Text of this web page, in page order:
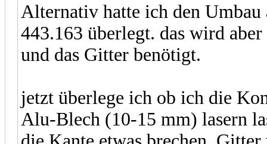
Alternativ hatte ich den
443.163 überlegt. das wird
und das Gitter benötigt.
jetzt überlege ich ob ich die
Alu-Blech (10-15 mm) lasern